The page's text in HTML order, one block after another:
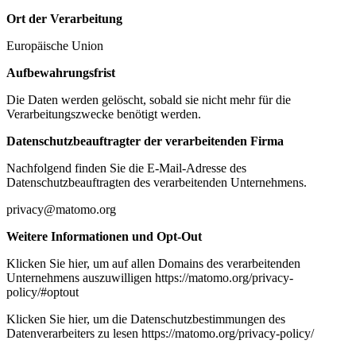
Ort der Verarbeitung
Europäische Union
Aufbewahrungsfrist
Die Daten werden gelöscht, sobald sie nicht mehr für die
Verarbeitungszwecke benötigt werden.
Datenschutzbeauftragter der verarbeitenden Firma
Nachfolgend finden Sie die E-Mail-Adresse des
Datenschutzbeauftragten des verarbeitenden Unternehmens.
privacy@matomo.org
Weitere Informationen und Opt-Out
Klicken Sie hier, um auf allen Domains des verarbeitenden
Unternehmens auszuwilligen https://matomo.org/privacy-
policy/#optout
Klicken Sie hier, um die Datenschutzbestimmungen des
Datenverarbeiters zu lesen https://matomo.org/privacy-policy/